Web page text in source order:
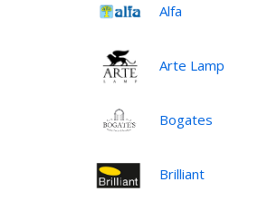
Alfa
Arte Lamp
Bogates
Brilliant